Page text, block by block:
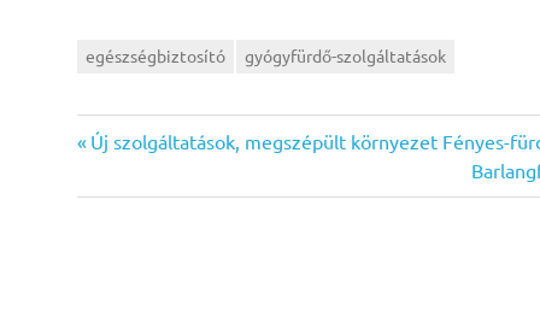
egészségbiztosító gyógyfürdő-szolgáltatások
Bejegyzés
navigáció
Previous
Új szolgáltatások, megszépült környezet Fényes-
Next
Post: